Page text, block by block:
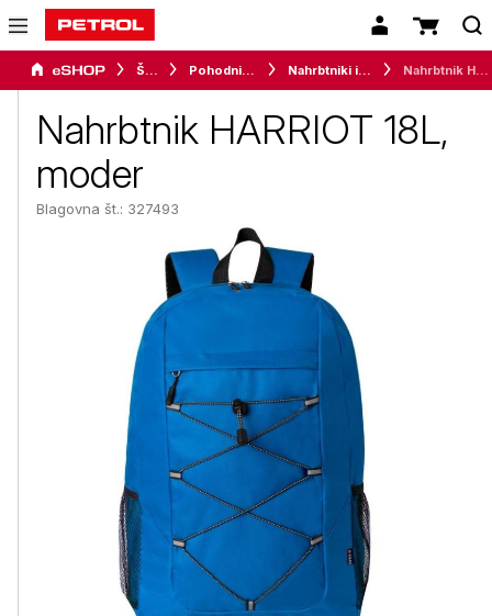
Šport Pohodništvo Nahrbtniki in torbe
Nahrbtnik HARRIOT 18L,
moder
Blagovna št.: 327493